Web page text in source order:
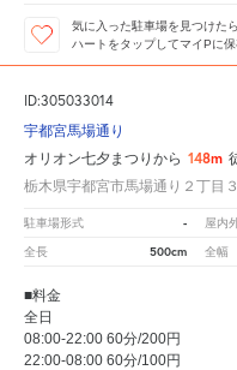
気に入った駐車場を見つけたら
ハートをタップしてマイPに
ID:305033014
宇都宮馬場通り
オリオン七夕まつりから 148m
栃木県宇都宮市馬場通り２丁目
駐車場形式 - 屋内
全長 500cm 全幅
■料金
全日
08:00-22:00 60分/200円
22:00-08:00 60分/100円